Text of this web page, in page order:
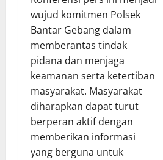
wujud komitmen Polsek
Bantar Gebang dalam
memberantas tindak
pidana dan menjaga
keamanan serta ketertiban
masyarakat. Masyarakat
diharapkan dapat turut
berperan aktif dengan
memberikan informasi
yang berguna untuk